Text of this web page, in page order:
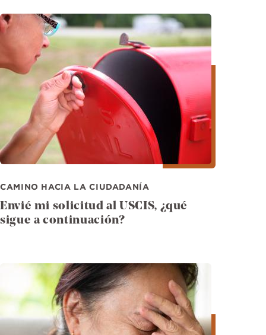
Imagen
CAMINO HACIA LA CIUDADANÍA
Envié mi solicitud al USCIS, ¿qué
sigue a continuación?
Imagen